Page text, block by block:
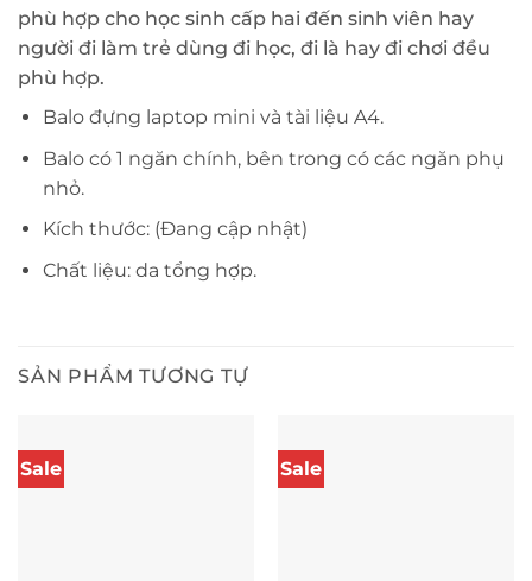
phù hợp cho học sinh cấp hai đến sinh viên hay
người đi làm trẻ dùng đi học, đi là hay đi chơi đều
phù hợp.
Balo đựng laptop mini và tài liệu A4.
Balo có 1 ngăn chính, bên trong có các ngăn phụ
nhỏ.
Kích thước: (Đang cập nhật)
Chất liệu: da tổng hợp.
SẢN PHẨM TƯƠNG TỰ
Sale Sale